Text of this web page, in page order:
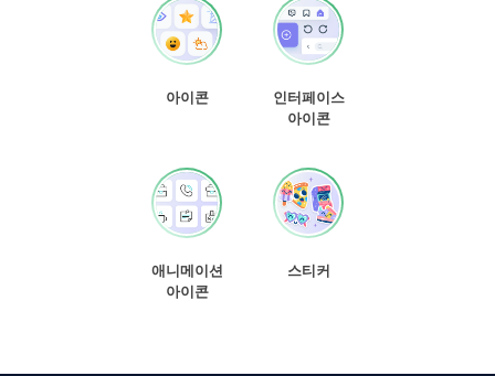
아이콘
인터페이스
아이콘
애니메이션
아이콘
스티커